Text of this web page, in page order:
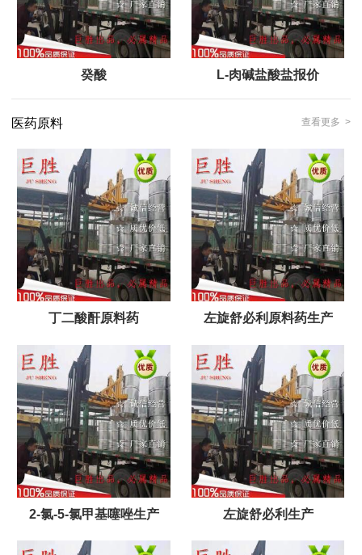
癸酸 L-肉碱盐酸盐报价
医药原料 查看更多 >
丁二酸酐原料药 左旋舒必利原料药生产
2-氯-5-氯甲基噻唑生产 左旋舒必利生产